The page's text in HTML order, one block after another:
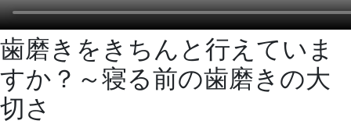
歯磨きをきちんと行えていま
すか？～寝る前の歯磨きの大
切さ